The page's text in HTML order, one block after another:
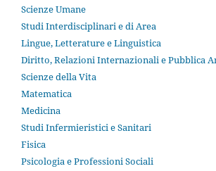
Scienze Umane
Studi Interdisciplinari e di Area
Lingue, Letterature e Linguistica
Diritto, Relazioni Internazionali e Pubblica
Scienze della Vita
Matematica
Medicina
Studi Infermieristici e Sanitari
Fisica
Psicologia e Professioni Sociali